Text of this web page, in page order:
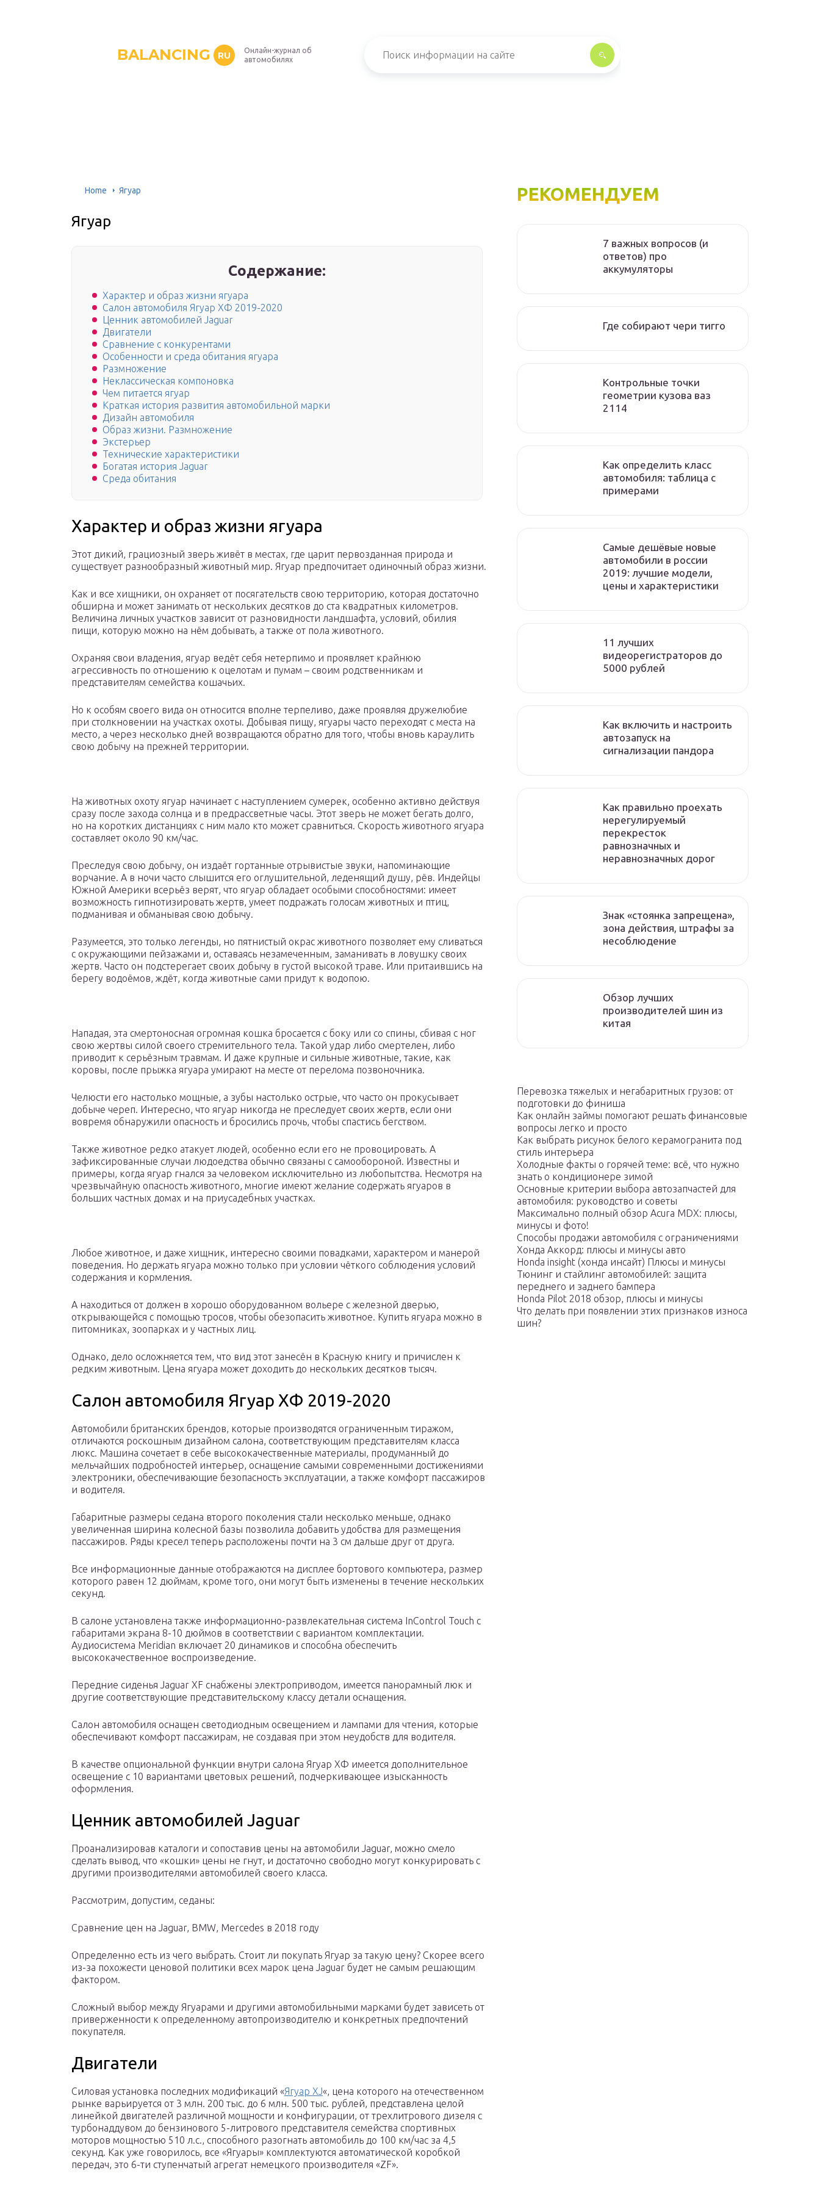
BALANCING RU
Онлайн-журнал об
автомобилях
Home Ягуар
Ягуар
Содержание:
Характер и образ жизни ягуара
Салон автомобиля Ягуар ХФ 2019-2020
Ценник автомобилей Jaguar
Двигатели
Сравнение с конкурентами
Особенности и среда обитания ягуара
Размножение
Неклассическая компоновка
Чем питается ягуар
Краткая история развития автомобильной марки
Дизайн автомобиля
Образ жизни. Размножение
Экстерьер
Технические характеристики
Богатая история Jaguar
Среда обитания
Характер и образ жизни ягуара
Этот дикий, грациозный зверь живёт в местах, где царит первозданная природа и
существует разнообразный животный мир. Ягуар предпочитает одиночный образ жизни.
Как и все хищники, он охраняет от посягательств свою территорию, которая достаточно
обширна и может занимать от нескольких десятков до ста квадратных километров.
Величина личных участков зависит от разновидности ландшафта, условий, обилия
пищи, которую можно на нём добывать, а также от пола животного.
Охраняя свои владения, ягуар ведёт себя нетерпимо и проявляет крайнюю
агрессивность по отношению к оцелотам и пумам – своим родственникам и
представителям семейства кошачьих.
Но к особям своего вида он относится вполне терпеливо, даже проявляя дружелюбие
при столкновении на участках охоты. Добывая пищу, ягуары часто переходят с места на
место, а через несколько дней возвращаются обратно для того, чтобы вновь караулить
свою добычу на прежней территории.
На животных охоту ягуар начинает с наступлением сумерек, особенно активно действуя
сразу после захода солнца и в предрассветные часы. Этот зверь не может бегать долго,
но на коротких дистанциях с ним мало кто может сравниться. Скорость животного ягуара
составляет около 90 км/час.
Преследуя свою добычу, он издаёт гортанные отрывистые звуки, напоминающие
ворчание. А в ночи часто слышится его оглушительной, леденящий душу, рёв. Индейцы
Южной Америки всерьёз верят, что ягуар обладает особыми способностями: имеет
возможность гипнотизировать жертв, умеет подражать голосам животных и птиц,
подманивая и обманывая свою добычу.
Разумеется, это только легенды, но пятнистый окрас животного позволяет ему сливаться
с окружающими пейзажами и, оставаясь незамеченным, заманивать в ловушку своих
жертв. Часто он подстерегает своих добычу в густой высокой траве. Или притаившись на
берегу водоёмов, ждёт, когда животные сами придут к водопою.
Нападая, эта смертоносная огромная кошка бросается с боку или со спины, сбивая с ног
свою жертвы силой своего стремительного тела. Такой удар либо смертелен, либо
приводит к серьёзным травмам. И даже крупные и сильные животные, такие, как
коровы, после прыжка ягуара умирают на месте от перелома позвоночника.
Челюсти его настолько мощные, а зубы настолько острые, что часто он прокусывает
добыче череп. Интересно, что ягуар никогда не преследует своих жертв, если они
вовремя обнаружили опасность и бросились прочь, чтобы спастись бегством.
Также животное редко атакует людей, особенно если его не провоцировать. А
зафиксированные случаи людоедства обычно связаны с самообороной. Известны и
примеры, когда ягуар гнался за человеком исключительно из любопытства. Несмотря на
чрезвычайную опасность животного, многие имеют желание содержать ягуаров в
больших частных домах и на приусадебных участках.
Любое животное, и даже хищник, интересно своими повадками, характером и манерой
поведения. Но держать ягуара можно только при условии чёткого соблюдения условий
содержания и кормления.
А находиться от должен в хорошо оборудованном вольере с железной дверью,
открывающейся с помощью тросов, чтобы обезопасить животное. Купить ягуара можно в
питомниках, зоопарках и у частных лиц.
Однако, дело осложняется тем, что вид этот занесён в Красную книгу и причислен к
редким животным. Цена ягуара может доходить до нескольких десятков тысяч.
Салон автомобиля Ягуар ХФ 2019-2020
Автомобили британских брендов, которые производятся ограниченным тиражом,
отличаются роскошным дизайном салона, соответствующим представителям класса
люкс. Машина сочетает в себе высококачественные материалы, продуманный до
мельчайших подробностей интерьер, оснащение самыми современными достижениями
электроники, обеспечивающие безопасность эксплуатации, а также комфорт пассажиров
и водителя.
Габаритные размеры седана второго поколения стали несколько меньше, однако
увеличенная ширина колесной базы позволила добавить удобства для размещения
пассажиров. Ряды кресел теперь расположены почти на 3 см дальше друг от друга.
Все информационные данные отображаются на дисплее бортового компьютера, размер
которого равен 12 дюймам, кроме того, они могут быть изменены в течение нескольких
секунд.
В салоне установлена также информационно-развлекательная система InControl Touch с
габаритами экрана 8-10 дюймов в соответствии с вариантом комплектации.
Аудиосистема Meridian включает 20 динамиков и способна обеспечить
высококачественное воспроизведение.
Передние сиденья Jaguar XF снабжены электроприводом, имеется панорамный люк и
другие соответствующие представительскому классу детали оснащения.
Салон автомобиля оснащен светодиодным освещением и лампами для чтения, которые
обеспечивают комфорт пассажирам, не создавая при этом неудобств для водителя.
В качестве опциональной функции внутри салона Ягуар ХФ имеется дополнительное
освещение с 10 вариантами цветовых решений, подчеркивающее изысканность
оформления.
Ценник автомобилей Jaguar
Проанализировав каталоги и сопоставив цены на автомобили Jaguar, можно смело
сделать вывод, что «кошки» цены не гнут, и достаточно свободно могут конкурировать с
другими производителями автомобилей своего класса.
Рассмотрим, допустим, седаны:
Сравнение цен на Jaguar, BMW, Mercedes в 2018 году
Определенно есть из чего выбрать. Стоит ли покупать Ягуар за такую цену? Скорее всего
из-за похожести ценовой политики всех марок цена Jaguar будет не самым решающим
фактором.
Сложный выбор между Ягуарами и другими автомобильными марками будет зависеть от
приверженности к определенному автопроизводителю и конкретных предпочтений
покупателя.
Двигатели
Силовая установка последних модификаций «Ягуар XJ«, цена которого на отечественном
рынке варьируется от 3 млн. 200 тыс. до 6 млн. 500 тыс. рублей, представлена целой
линейкой двигателей различной мощности и конфигурации, от трехлитрового дизеля с
турбонаддувом до бензинового 5-литрового представителя семейства спортивных
моторов мощностью 510 л.с., способного разогнать автомобиль до 100 км/час за 4,5
секунд. Как уже говорилось, все «Ягуары» комплектуются автоматической коробкой
передач, это 6-ти ступенчатый агрегат немецкого производителя «ZF».
РЕКОМЕНДУЕМ
7 важных вопросов (и
ответов) про
аккумуляторы
Где собирают чери тигго
Контрольные точки
геометрии кузова ваз
2114
Как определить класс
автомобиля: таблица с
примерами
Самые дешёвые новые
автомобили в россии
2019: лучшие модели,
цены и характеристики
11 лучших
видеорегистраторов до
5000 рублей
Как включить и настроить
автозапуск на
сигнализации пандора
Как правильно проехать
нерегулируемый
перекресток
равнозначных и
неравнозначных дорог
Знак «стоянка запрещена»,
зона действия, штрафы за
несоблюдение
Обзор лучших
производителей шин из
китая
Перевозка тяжелых и негабаритных грузов: от
подготовки до финиша
Как онлайн займы помогают решать финансовые
вопросы легко и просто
Как выбрать рисунок белого керамогранита под
стиль интерьера
Холодные факты о горячей теме: всё, что нужно
знать о кондиционере зимой
Основные критерии выбора автозапчастей для
автомобиля: руководство и советы
Максимально полный обзор Acura MDX: плюсы,
минусы и фото!
Способы продажи автомобиля с ограничениями
Хонда Аккорд: плюсы и минусы авто
Honda insight (хонда инсайт) Плюсы и минусы
Тюнинг и стайлинг автомобилей: защита
переднего и заднего бампера
Honda Pilot 2018 обзор, плюсы и минусы
Что делать при появлении этих признаков износа
шин?